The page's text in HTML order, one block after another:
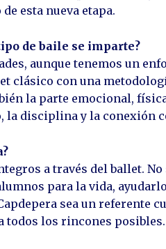
esta nueva etapa.
de baile se imparte?
aunque tenemos un
clásico con una
la parte emocional,
la disciplina y la conexión
a través del ballet. No
para la vida,
sea un referente
todos los rincones posibles.